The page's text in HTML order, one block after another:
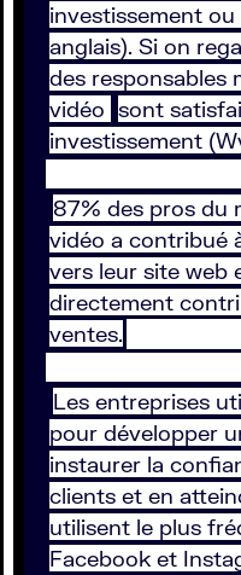
investissement
anglais). Si on
des responsables
vidéo sont
investissement
87% des pros du
vidéo a contribué
vers leur site web
directement
ventes.
Les entreprises
pour développer
instaurer la
clients et en
utilisent le plus
Facebook et